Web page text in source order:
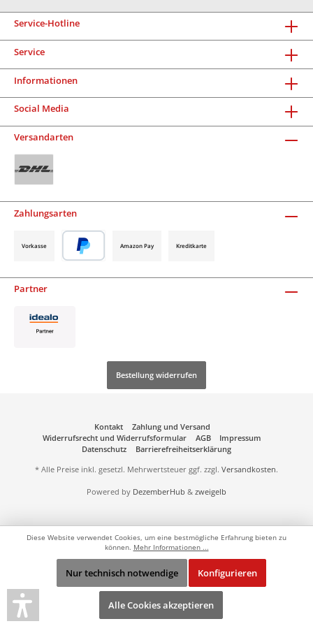
Service-Hotline
Service
Informationen
Social Media
Versandarten
Zahlungsarten
Vorkasse Amazon Pay Kreditkarte
Partner
Bestellung widerrufen
Kontakt
Zahlung und Versand
Widerrufsrecht und Widerrufsformular
AGB
Impressum
Datenschutz
Barrierefreiheitserklärung
* Alle Preise inkl. gesetzl. Mehrwertsteuer ggf. zzgl. Versandkosten.
Powered by DezemberHub & zweigelb
Diese Website verwendet Cookies, um eine bestmögliche Erfahrung bieten zu
können. Mehr Informationen ...
Nur technisch notwendige Konfigurieren
Alle Cookies akzeptieren